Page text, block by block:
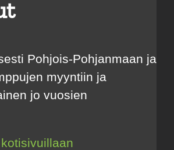
Pohjois-Pohjanmaan ja
myyntiin ja
jo vuosien
kotisivuillaan